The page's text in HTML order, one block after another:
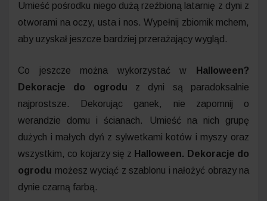
Umieść pośrodku niego dużą rzeźbioną latarnię z dyni z
otworami na oczy, usta i nos. Wypełnij zbiornik mchem,
aby uzyskał jeszcze bardziej przerażający wygląd.
Co jeszcze można wykorzystać w
Halloween?
Dekoracje do ogrodu z dyni są paradoksalnie
najprostsze. Dekorując ganek, nie zapomnij o
werandzie domu i ścianach. Umieść na nich grupę
dużych i małych dyń z sylwetkami kotów i myszy oraz
wszystkim, co kojarzy się z Halloween. Dekoracje do
ogrodu możesz wyciąć z szablonu i nałożyć obrazy na
dynie czarną farbą.